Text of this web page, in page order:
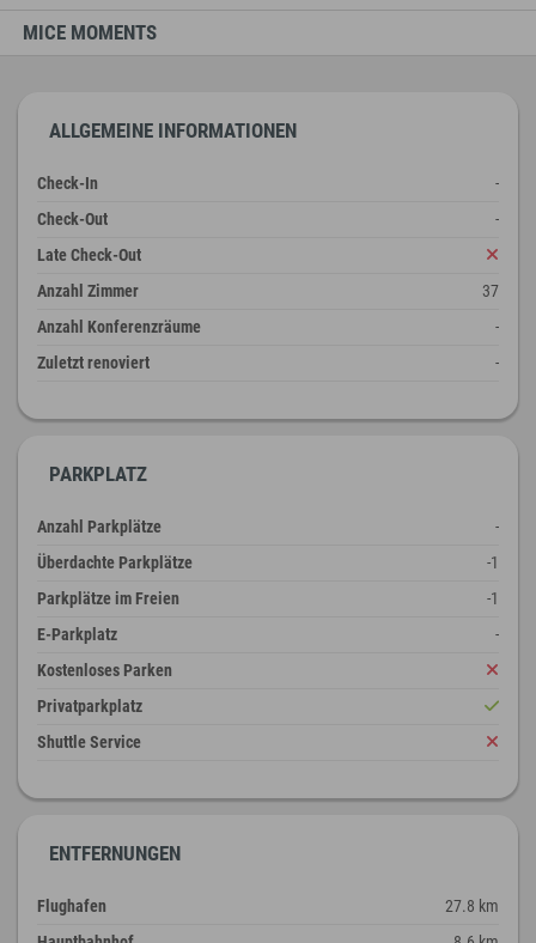
MICE MOMENTS
ALLGEMEINE INFORMATIONEN
Check-In
-
Check-Out
-
Late Check-Out
Anzahl Zimmer
37
Anzahl Konferenzräume
-
Zuletzt renoviert
-
PARKPLATZ
Anzahl Parkplätze
-
Überdachte Parkplätze
-1
Parkplätze im Freien
-1
E-Parkplatz
-
Kostenloses Parken
Privatparkplatz
Shuttle Service
ENTFERNUNGEN
Flughafen
27.8 km